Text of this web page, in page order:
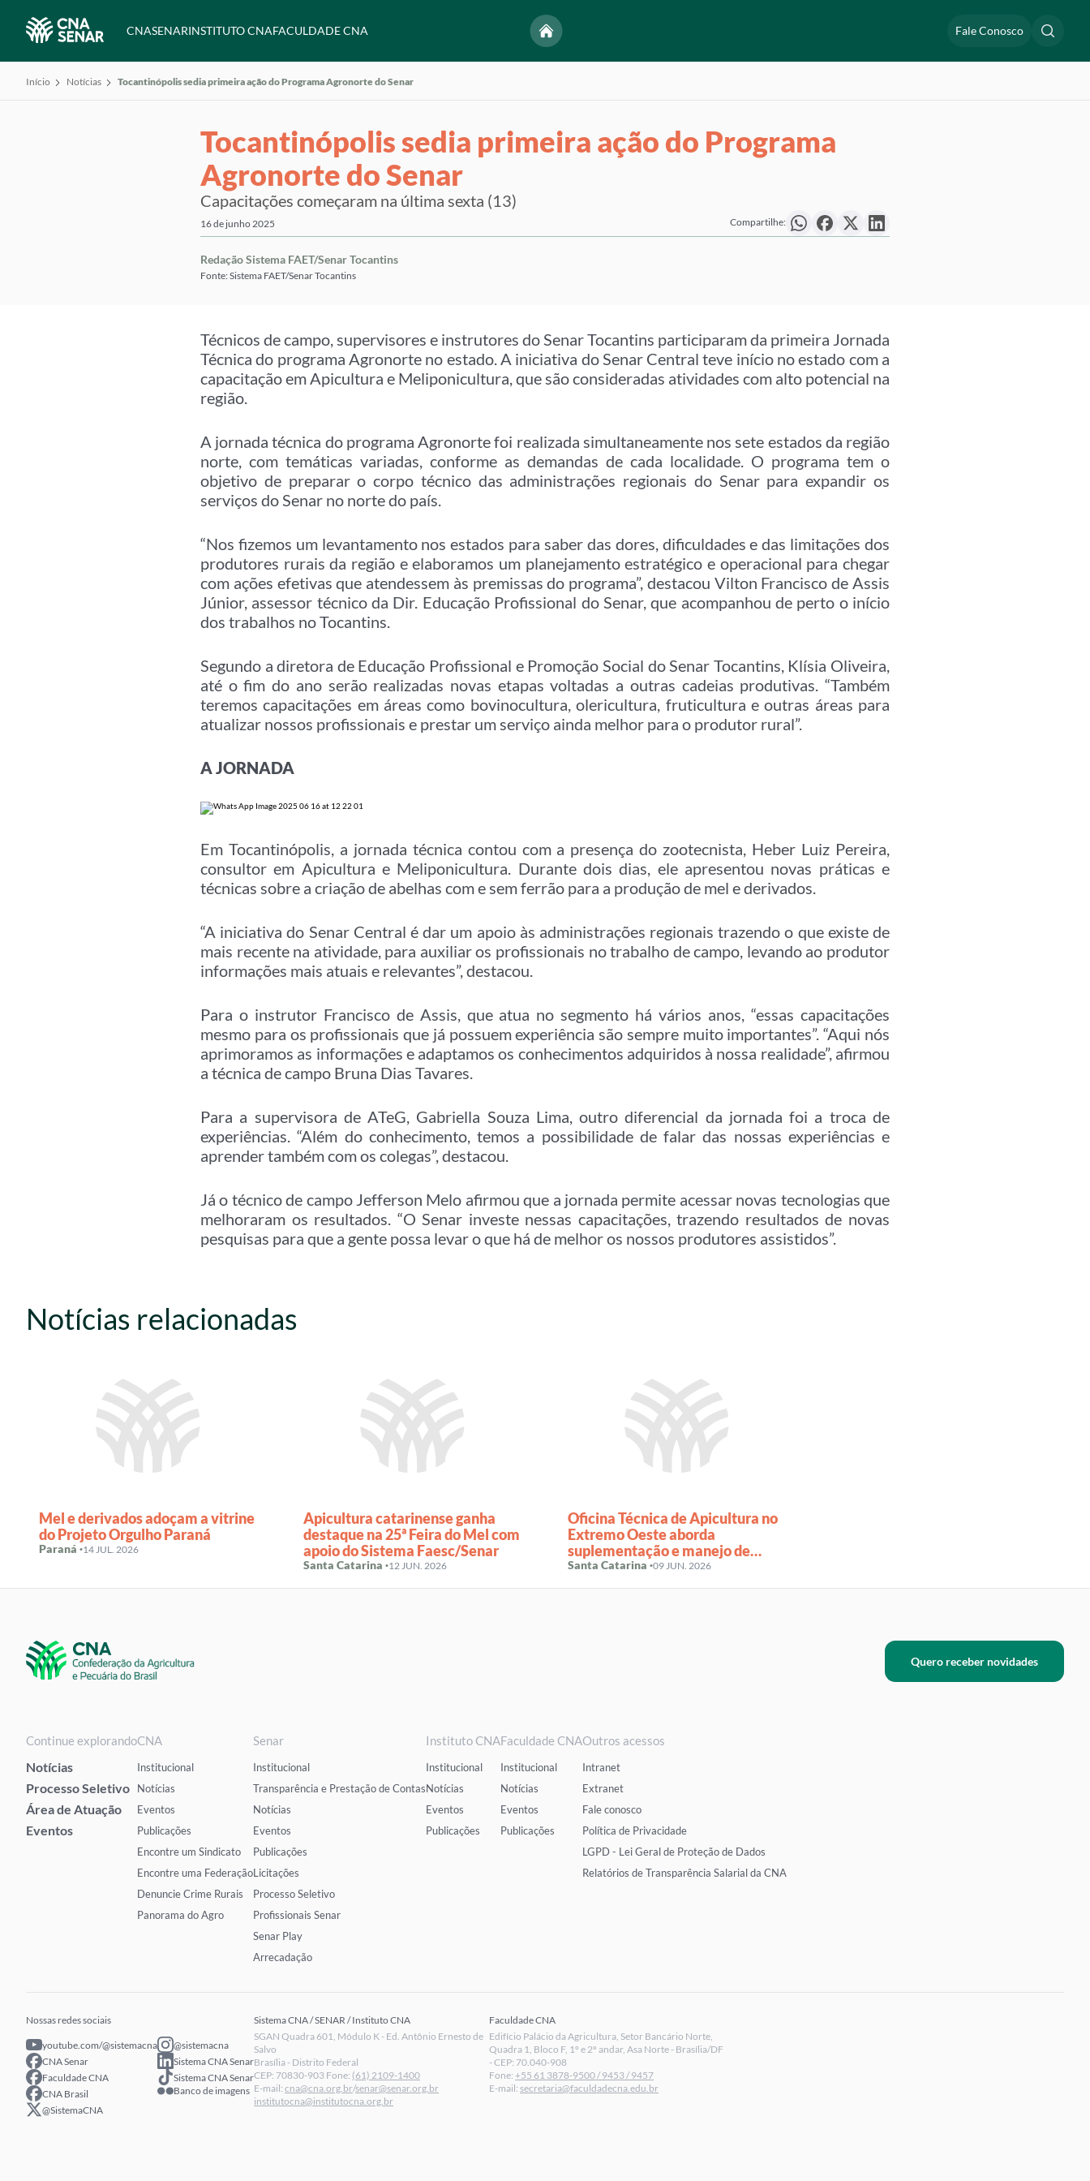
CNASENARINSTITUTO CNAFACULDADE CNA Fale Conosco
Início Notícias Tocantinópolis sedia primeira ação do Programa Agronorte do Senar
Tocantinópolis sedia primeira ação do Programa
Agronorte do Senar
Capacitações começaram na última sexta (13)
16 de junho 2025 Compartilhe:
Redação Sistema FAET/Senar Tocantins
Fonte: Sistema FAET/Senar Tocantins
Técnicos de campo, supervisores e instrutores do Senar Tocantins participaram da primeira Jornada
Técnica do programa Agronorte no estado. A iniciativa do Senar Central teve início no estado com a
capacitação em Apicultura e Meliponicultura, que são consideradas atividades com alto potencial na
região.
A jornada técnica do programa Agronorte foi realizada simultaneamente nos sete estados da região
norte, com temáticas variadas, conforme as demandas de cada localidade. O programa tem o
objetivo de preparar o corpo técnico das administrações regionais do Senar para expandir os
serviços do Senar no norte do país.
“Nos fizemos um levantamento nos estados para saber das dores, dificuldades e das limitações dos
produtores rurais da região e elaboramos um planejamento estratégico e operacional para chegar
com ações efetivas que atendessem às premissas do programa”, destacou Vilton Francisco de Assis
Júnior, assessor técnico da Dir. Educação Profissional do Senar, que acompanhou de perto o início
dos trabalhos no Tocantins.
Segundo a diretora de Educação Profissional e Promoção Social do Senar Tocantins, Klísia Oliveira,
até o fim do ano serão realizadas novas etapas voltadas a outras cadeias produtivas. “Também
teremos capacitações em áreas como bovinocultura, olericultura, fruticultura e outras áreas para
atualizar nossos profissionais e prestar um serviço ainda melhor para o produtor rural”.
A JORNADA
Em Tocantinópolis, a jornada técnica contou com a presença do zootecnista, Heber Luiz Pereira,
consultor em Apicultura e Meliponicultura. Durante dois dias, ele apresentou novas práticas e
técnicas sobre a criação de abelhas com e sem ferrão para a produção de mel e derivados.
“A iniciativa do Senar Central é dar um apoio às administrações regionais trazendo o que existe de
mais recente na atividade, para auxiliar os profissionais no trabalho de campo, levando ao produtor
informações mais atuais e relevantes”, destacou.
Para o instrutor Francisco de Assis, que atua no segmento há vários anos, “essas capacitações
mesmo para os profissionais que já possuem experiência são sempre muito importantes”. “Aqui nós
aprimoramos as informações e adaptamos os conhecimentos adquiridos à nossa realidade”, afirmou
a técnica de campo Bruna Dias Tavares.
Para a supervisora de ATeG, Gabriella Souza Lima, outro diferencial da jornada foi a troca de
experiências. “Além do conhecimento, temos a possibilidade de falar das nossas experiências e
aprender também com os colegas”, destacou.
Já o técnico de campo Jefferson Melo afirmou que a jornada permite acessar novas tecnologias que
melhoraram os resultados. “O Senar investe nessas capacitações, trazendo resultados de novas
pesquisas para que a gente possa levar o que há de melhor os nossos produtores assistidos”.
Notícias relacionadas
Mel e derivados adoçam a vitrine
do Projeto Orgulho Paraná
Paraná ·14 JUL. 2026
Apicultura catarinense ganha
destaque na 25ª Feira do Mel com
apoio do Sistema Faesc/Senar
Santa Catarina ·12 JUN. 2026
Oficina Técnica de Apicultura no
Extremo Oeste aborda
suplementação e manejo de
inverno
Santa Catarina ·09 JUN. 2026
Quero receber novidades
Continue explorando
Notícias
Processo Seletivo
Área de Atuação
Eventos
CNA
Institucional
Notícias
Eventos
Publicações
Encontre um Sindicato
Encontre uma Federação
Denuncie Crime Rurais
Panorama do Agro
Senar
Institucional
Transparência e Prestação de Contas
Notícias
Eventos
Publicações
Licitações
Processo Seletivo
Profissionais Senar
Senar Play
Arrecadação
Instituto CNA
Institucional
Notícias
Eventos
Publicações
Faculdade CNA
Institucional
Notícias
Eventos
Publicações
Outros acessos
Intranet
Extranet
Fale conosco
Política de Privacidade
LGPD - Lei Geral de Proteção de Dados
Relatórios de Transparência Salarial da CNA
Nossas redes sociais
youtube.com/@sistemacna
CNA Senar
Faculdade CNA
CNA Brasil
@SistemaCNA
@sistemacna
Sistema CNA Senar
Sistema CNA Senar
Banco de imagens
Sistema CNA / SENAR / Instituto CNA
SGAN Quadra 601, Módulo K - Ed. Antônio Ernesto de
Salvo
Brasília - Distrito Federal
CEP: 70830-903 Fone: (61) 2109-1400
E-mail: cna@cna.org.br/senar@senar.org.br
institutocna@institutocna.org.br
Faculdade CNA
Edifício Palácio da Agricultura, Setor Bancário Norte,
Quadra 1, Bloco F, 1º e 2º andar, Asa Norte - Brasília/DF
- CEP: 70.040-908
Fone: +55 61 3878-9500 / 9453 / 9457
E-mail: secretaria@faculdadecna.edu.br